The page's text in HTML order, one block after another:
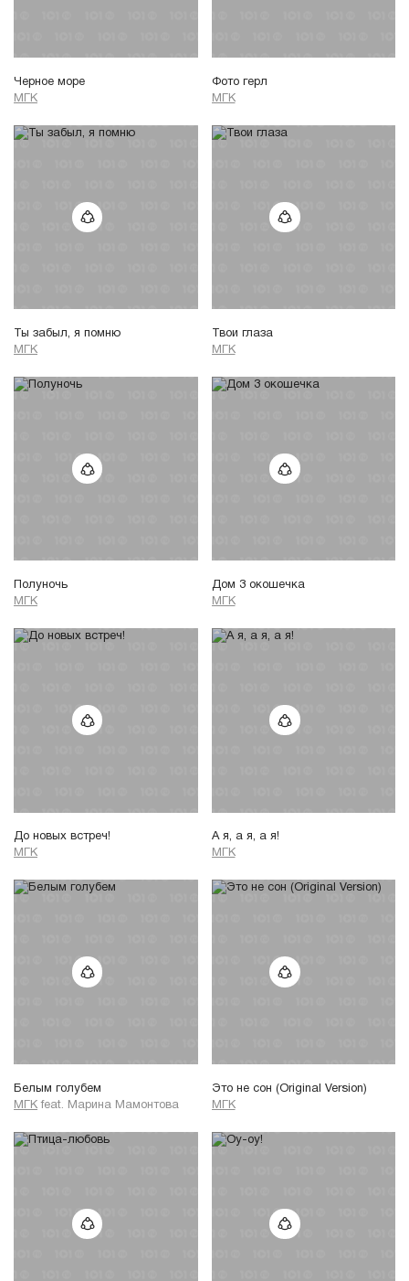
Черное море
МГК
Фото герл
МГК
Ты забыл, я помню
МГК
Твои глаза
МГК
Полуночь
МГК
Дом 3 окошечка
МГК
До новых встреч!
МГК
А я, а я, а я!
МГК
Белым голубем
МГК feat. Марина Мамонтова
Это не сон (Original Version)
МГК